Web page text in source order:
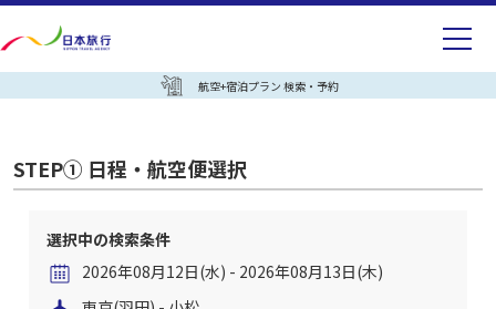
航空+宿泊プラン 検索・予約
STEP① 日程・航空便選択
選択中の検索条件
2026年08月12日(水) - 2026年08月13日(木)